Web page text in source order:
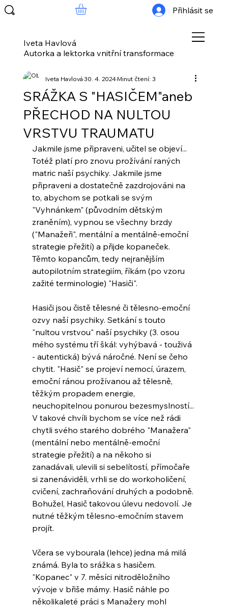
Iveta Havlová
Autorka a lektorka vnitřní transformace
Přihlásit se
SRÁŽKA S "HASIČEM"aneb
PŘECHOD NA NULTOU
VRSTVU TRAUMATU
Iveta Havlová30. 4. 2024Minut čtení: 3
Jakmile jsme připraveni, učitel se objeví...
Totéž platí pro znovu prožívání raných
matric naší psychiky. Jakmile jsme
připraveni a dostatečně zazdrojováni na
to, abychom se potkali se svým
"Vyhnánkem" (původním dětským
zraněním), vypnou se všechny brzdy
("Manažeři", mentální a mentálně-emoční
strategie přežití) a přijde kopaneček.
Těmto kopancům, tedy nejranějším
autopilotním strategiím, říkám (po vzoru
zažité terminologie) "Hasiči".
Hasiči jsou čistě tělesné či tělesno-emoční
ozvy naší psychiky. Setkání s touto
"nultou vrstvou" naší psychiky (3. osou
mého systému tří škál: vyhýbavá - touživá
- autentická) bývá náročné. Není se čeho
chytit. "Hasič" se projeví nemocí, úrazem,
emoční ránou prožívanou až tělesně,
těžkým propadem energie,
neuchopitelnou ponurou bezesmyslností...
V takové chvíli bychom se více než rádi
chytli svého starého dobrého "Manažera"
(mentální nebo mentálně-emoční
strategie přežití) a na někoho si
zanadávali, ulevili si sebelítostí, přímočaře
si zanenáviděli, vrhli se do workoholičení,
cvičení, zachraňování druhých a podobně.
Bohužel, Hasič takovou úlevu nedovolí. Je
nutné těžkým tělesno-emočním stavem
projít.
Včera se vybourala (lehce) jedna má milá
známá. Byla to srážka s hasičem.
"Kopanec" v 7. měsíci nitroděložního
vývoje v břiše mámy. Hasič náhle po
několikaleté práci s Manažery mohl